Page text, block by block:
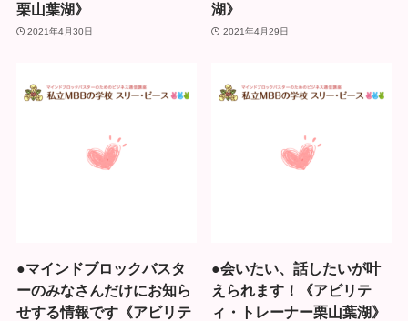
栗山葉湖》
2021年4月30日
湖》
2021年4月29日
●マインドブロックバスタ
ーのみなさんだけにお知ら
せする情報です《アビリテ
●会いたい、話したいが叶
えられます！《アビリテ
ィ・トレーナー栗山葉湖》